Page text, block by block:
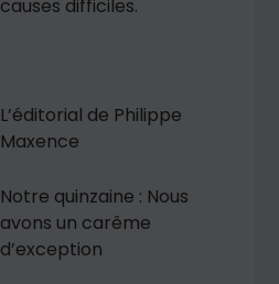
causes difficiles.
L’éditorial de Philippe
Maxence
Notre quinzaine : Nous
avons un carême
d’exception